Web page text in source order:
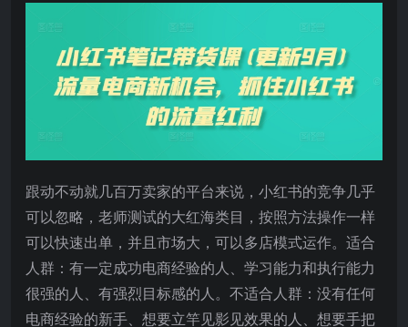
跟动不动就几百万卖家的平台来说，小红书的竞争几乎
可以忽略，老师测试的大红海类目，按照方法操作一样
可以快速出单，并且市场大，可以多店模式运作。适合
人群：有一定成功电商经验的人、学习能力和执行能力
很强的人、有强烈目标感的人。不适合人群：没有任何
电商经验的新手、想要立竿见影见效果的人、想要手把